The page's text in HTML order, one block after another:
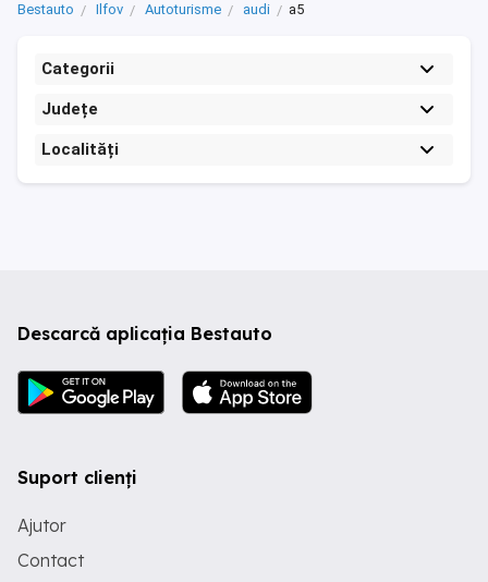
Bestauto Ilfov Autoturisme audi a5
Categorii
Județe
Localități
Descarcă aplicația Bestauto
Suport clienți
Ajutor
Contact